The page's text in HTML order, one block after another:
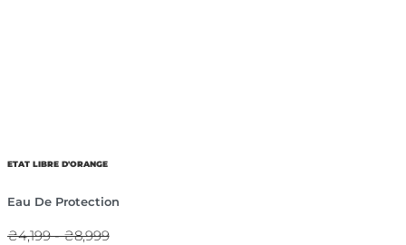
ETAT LIBRE D'ORANGE
Eau De Protection
₴4,199 - ₴8,999